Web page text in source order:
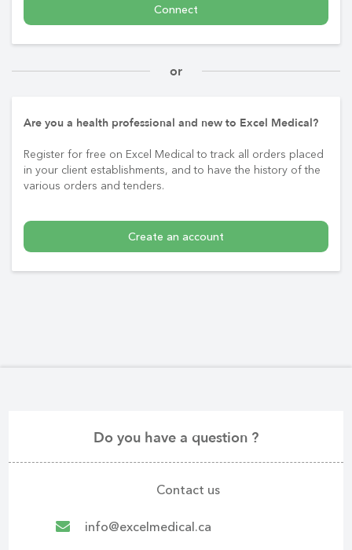
Connect
or
Are you a health professional and new to Excel Medical?
Register for free on Excel Medical to track all orders placed
in your client establishments, and to have the history of the
various orders and tenders.
Create an account
Do you have a question ?
Contact us
info@excelmedical.ca